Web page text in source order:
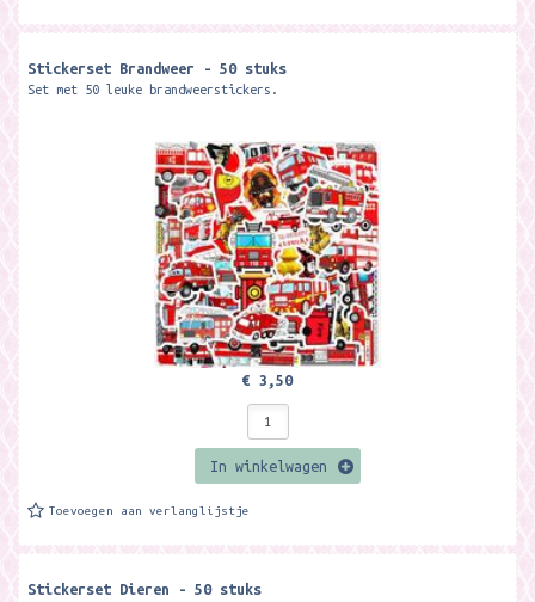
Stickerset Brandweer - 50 stuks
Set met 50 leuke brandweerstickers.
€ 3,50
In winkelwagen
Toevoegen aan verlanglijstje
Stickerset Dieren - 50 stuks